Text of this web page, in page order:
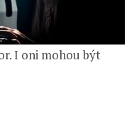
I oni mohou být